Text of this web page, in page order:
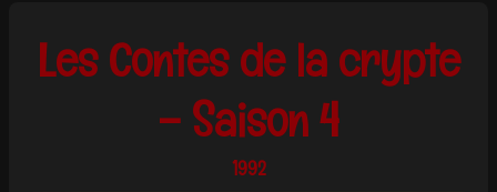
Les Contes de la crypte
– Saison 4
1992